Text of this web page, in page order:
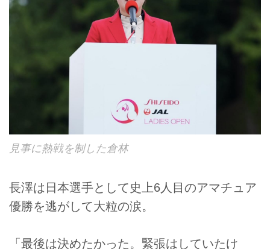
見事に熱戦を制した倉林
長澤は日本選手として史上6人目のアマチュア
優勝を逃がして大粒の涙。
「最後は決めたかった。緊張はしていたけ